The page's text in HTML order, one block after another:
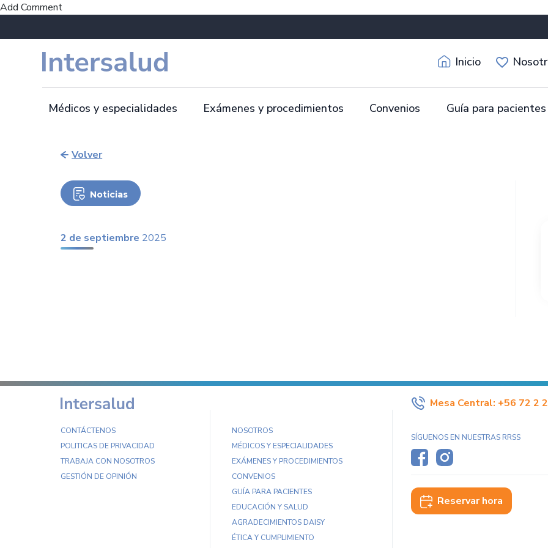
Add Comment
Inicio
Médicos y especialidades Exámenes y procedimientos Convenios Guía para pacientes
Volver
Noticias
2 de septiembre 2025
CONTÁCTENOS
POLITICAS DE PRIVACIDAD
TRABAJA CON NOSOTROS
GESTIÓN DE OPINIÓN
NOSOTROS
MÉDICOS Y ESPECIALIDADES
EXÁMENES Y PROCEDIMIENTOS
CONVENIOS
GUÍA PARA PACIENTES
EDUCACIÓN Y SALUD
AGRADECIMIENTOS DAISY
ÉTICA Y CUMPLIMIENTO
Mesa Central: +56 72 2
SÍGUENOS EN NUESTRAS RRSS
Reservar hora